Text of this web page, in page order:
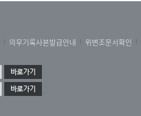
의무기록사본발급안내 위변조문서확인